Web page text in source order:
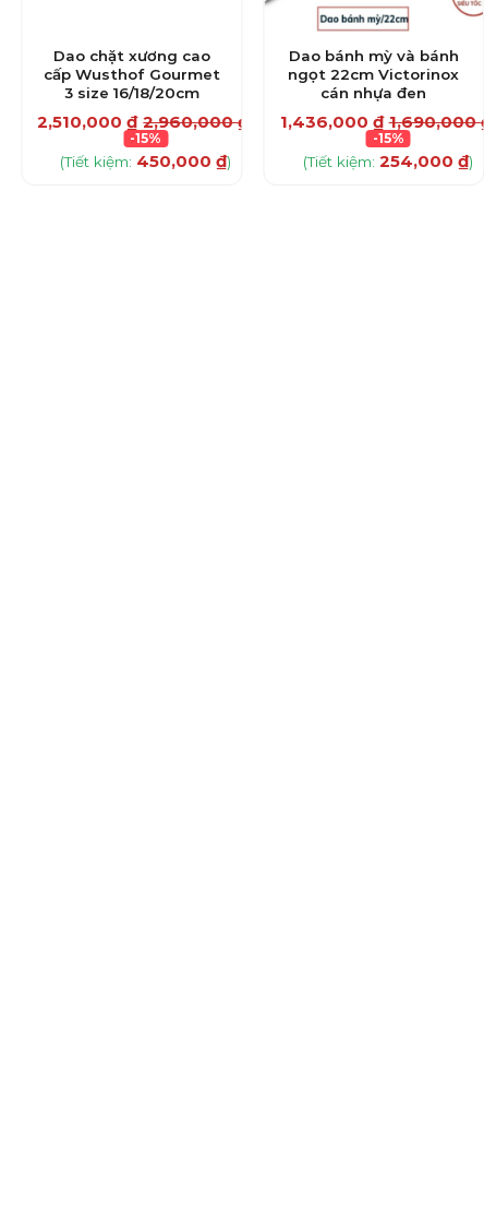
Dao chặt xương cao
cấp Wusthof Gourmet
3 size 16/18/20cm
2,510,000₫ 2,960,000₫
-15%
(Tiết kiệm: 450,000₫)
Dao bánh mỳ và bánh
ngọt 22cm Victorinox
cán nhựa đen
1,436,000 ₫ 1,690,000
-15%
(Tiết kiệm:254,000₫)